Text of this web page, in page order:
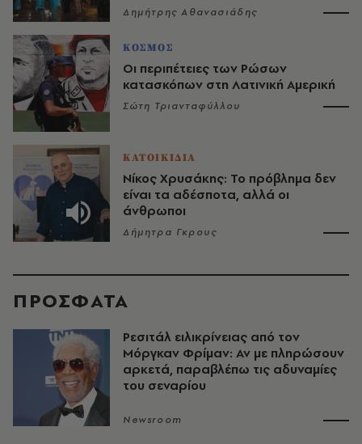
Δημήτρης Αθανασιάδης
ΚΟΣΜΟΣ
Οι περιπέτειες των Ρώσων
κατασκόπων στη Λατινική Αμερική
Σώτη Τριανταφύλλου
ΚΑΤΟΙΚΙΔΙΑ
Νίκος Χρυσάκης: Το πρόβλημα δεν
είναι τα αδέσποτα, αλλά οι
άνθρωποι
Δήμητρα Γκρους
ΠΡΟΣΦΑΤΑ
Ρεσιτάλ ειλικρίνειας από τον
Μόργκαν Φρίμαν: Αν με πληρώσουν
αρκετά, παραβλέπω τις αδυναμίες
του σεναρίου
Newsroom